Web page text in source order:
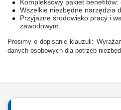
Kompleksowy pakiet
Wszelkie niezbędne narzędzia
Przyjazne środowisko pracy i
zawodowym.
Prosimy o dopisanie klauzuli:
danych osobowych dla potrzeb